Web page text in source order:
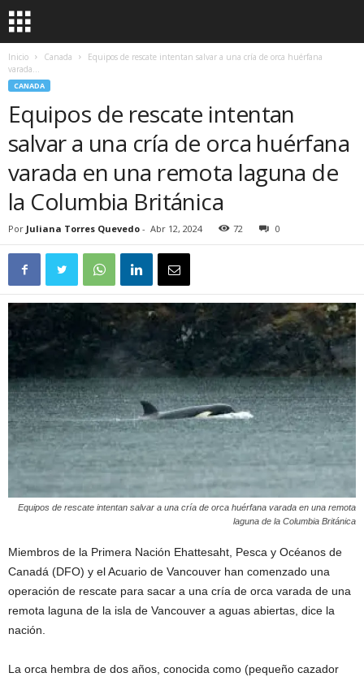
Inicio Canada
Equipos de rescate intentan salvar a una cría de orca huérfana
varada...
CANADA
Equipos de rescate intentan
salvar a una cría de orca huérfana
varada en una remota laguna de
la Columbia Británica
Por Juliana Torres Quevedo - Abr 12, 2024 72 0
Equipos de rescate intentan salvar a una cría de orca huérfana varada en una remota
laguna de la Columbia Británica
Miembros de la Primera Nación Ehattesaht, Pesca y Océanos de
Canadá (DFO) y el Acuario de Vancouver han comenzado una
operación de rescate para sacar a una cría de orca varada de una
remota laguna de la isla de Vancouver a aguas abiertas, dice la
nación.
La orca hembra de dos años, conocida como (pequeño cazador